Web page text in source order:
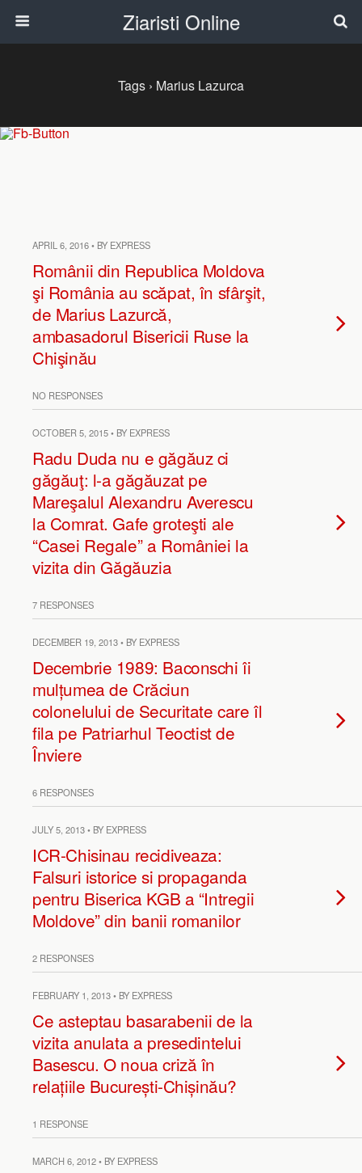
Ziaristi Online
Tags › Marius Lazurca
APRIL 6, 2016 • BY EXPRESS
Românii din Republica Moldova
şi România au scăpat, în sfârşit,
de Marius Lazurcă,
ambasadorul Bisericii Ruse la
Chişinău
NO RESPONSES
OCTOBER 5, 2015 • BY EXPRESS
Radu Duda nu e găgăuz ci
găgăuţ: l-a găgăuzat pe
Mareşalul Alexandru Averescu
la Comrat. Gafe groteşti ale
“Casei Regale” a României la
vizita din Găgăuzia
7 RESPONSES
DECEMBER 19, 2013 • BY EXPRESS
Decembrie 1989: Baconschi îi
mulțumea de Crăciun
colonelului de Securitate care îl
fila pe Patriarhul Teoctist de
Înviere
6 RESPONSES
JULY 5, 2013 • BY EXPRESS
ICR-Chisinau recidiveaza:
Falsuri istorice si propaganda
pentru Biserica KGB a “Intregii
Moldove” din banii romanilor
2 RESPONSES
FEBRUARY 1, 2013 • BY EXPRESS
Ce asteptau basarabenii de la
vizita anulata a presedintelui
Basescu. O noua criză în
relațiile București-Chișinău?
1 RESPONSE
MARCH 6, 2012 • BY EXPRESS